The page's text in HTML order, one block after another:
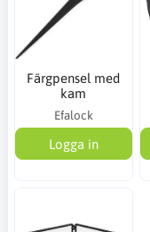
Färgpensel med
kam
Efalock
Logga in